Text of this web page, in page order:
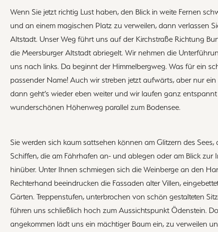
Wenn Sie jetzt richtig Lust haben, den Blick in weite Fernen
und an einem magischen Platz zu verweilen, dann verlassen
Altstadt. Unser Weg führt uns auf der Kirchstraße Richtung
die Meersburger Altstadt abriegelt. Wir nehmen die
uns nach links. Da beginnt der Himmelbergweg. Was für ein
passender Name! Auch wir streben jetzt aufwärts, aber nur ein
dann geht’s wieder eben weiter und wir laufen ganz
wunderschönen Höhenweg parallel zum Bodensee.
Sie werden sich kaum sattsehen können am Glitzern des Sees,
Schiffen, die am Fährhafen an- und ablegen oder am Blick zur
hinüber. Unter Ihnen schmiegen sich die Weinberge an den
Rechterhand beeindrucken die Fassaden alter Villen,
Gärten. Treppenstufen, unterbrochen von schön gestalteten
führen uns schließlich hoch zum Aussichtspunkt Ödenstein.
angekommen lädt uns ein mächtiger Baum ein, zu verweilen